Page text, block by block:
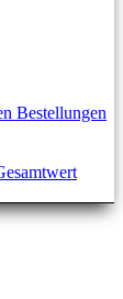
Bestellungen